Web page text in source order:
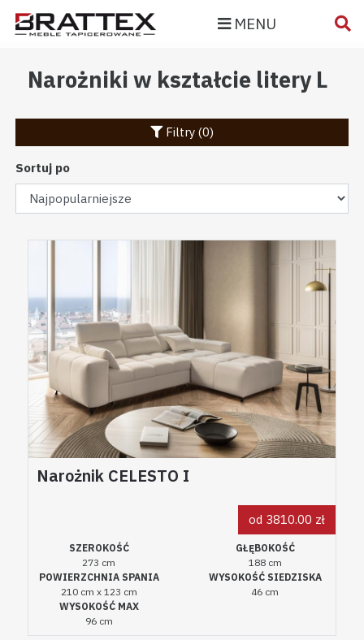
MENU
Narożniki w kształcie litery L
Filtry (0)
Sortuj po
Narożnik CELESTO I
od 3810.00 zł
SZEROKOŚĆ
273 cm
GŁĘBOKOŚĆ
188 cm
POWIERZCHNIA SPANIA
210 cm x 123 cm
WYSOKOŚĆ SIEDZISKA
46 cm
WYSOKOŚĆ MAX
96 cm